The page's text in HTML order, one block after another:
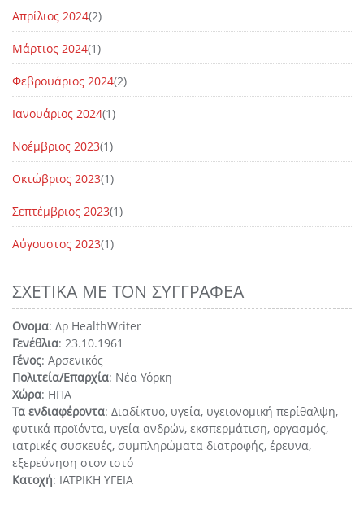
Απρίλιος 2024(2)
Μάρτιος 2024(1)
Φεβρουάριος 2024(2)
Ιανουάριος 2024(1)
Νοέμβριος 2023(1)
Οκτώβριος 2023(1)
Σεπτέμβριος 2023(1)
Αύγουστος 2023(1)
ΣΧΕΤΙΚΆ ΜΕ ΤΟΝ ΣΥΓΓΡΑΦΈΑ
Ονομα: Δρ HealthWriter
Γενέθλια: 23.10.1961
Γένος: Αρσενικός
Πολιτεία/Επαρχία: Νέα Υόρκη
Χώρα: ΗΠΑ
Τα ενδιαφέροντα: Διαδίκτυο, υγεία, υγειονομική περίθαλψη,
φυτικά προϊόντα, υγεία ανδρών, εκσπερμάτιση, οργασμός,
ιατρικές συσκευές, συμπληρώματα διατροφής, έρευνα,
εξερεύνηση στον ιστό
Κατοχή: ΙΑΤΡΙΚΗ ΥΓΕΙΑ